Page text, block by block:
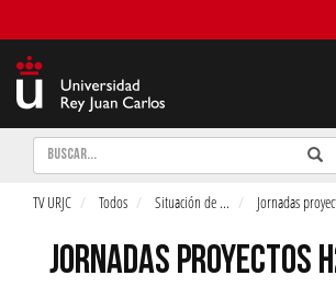
Buscar Enviar
TV URJC Todos Situación de ... Jornadas
JORNADAS PROYECTOS